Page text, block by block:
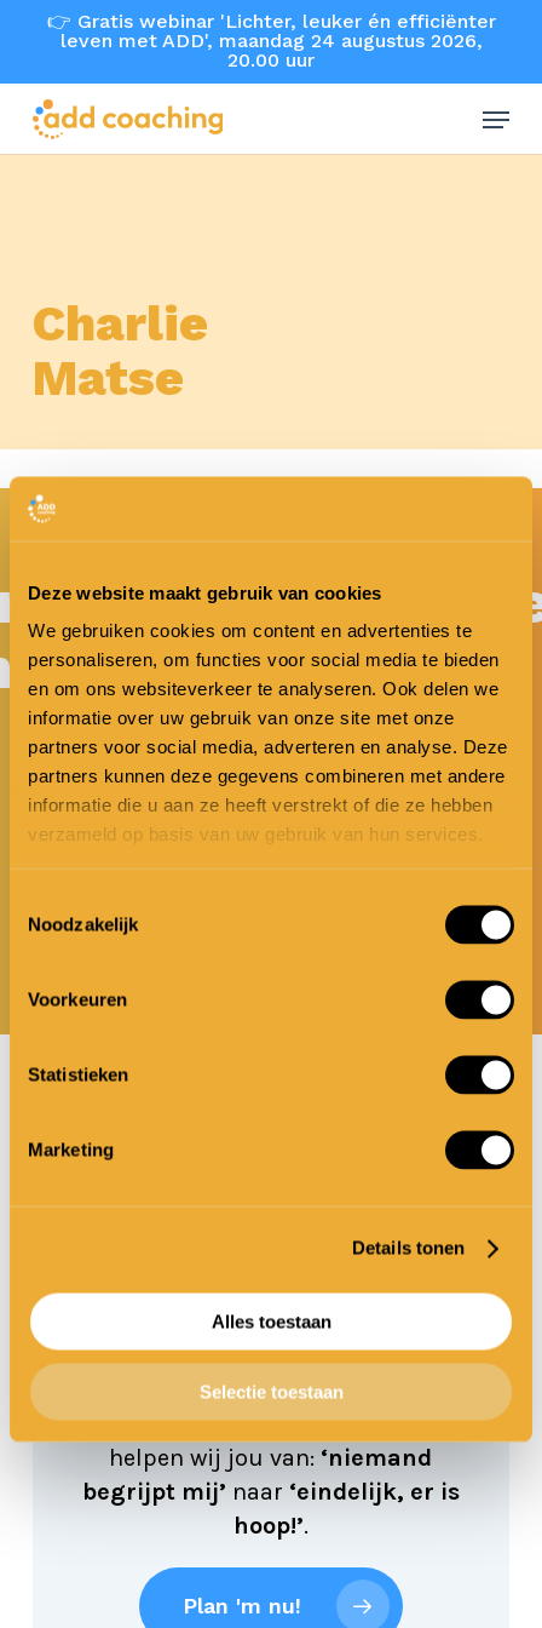
Deze website maakt gebruik van cookies
We gebruiken cookies om content en advertenties te
personaliseren, om functies voor social media te bieden
en om ons websiteverkeer te analyseren. Ook delen we
informatie over uw gebruik van onze site met onze
partners voor social media, adverteren en analyse. Deze
partners kunnen deze gegevens combineren met andere
informatie die u aan ze heeft verstrekt of die ze hebben
verzameld op basis van uw gebruik van hun services.
Noodzakelijk
Voorkeuren
Statistieken
Marketing
Details tonen
Alles toestaan
Selectie toestaan
main
content
👉 Gratis webinar 'Lichter, leuker én efficiënter
leven met ADD', maandag 24 augustus 2026,
20.00 uur
Menu
Charlie
Matse
add lichter
add leuker
Gratis ADD
date
Plan vandaag* nog je persoonlijke
kennismaking. In deze gratis call
helpen wij jou van: ‘niemand
begrijpt mij’ naar ‘eindelijk, er is
hoop!’.
Plan 'm nu!